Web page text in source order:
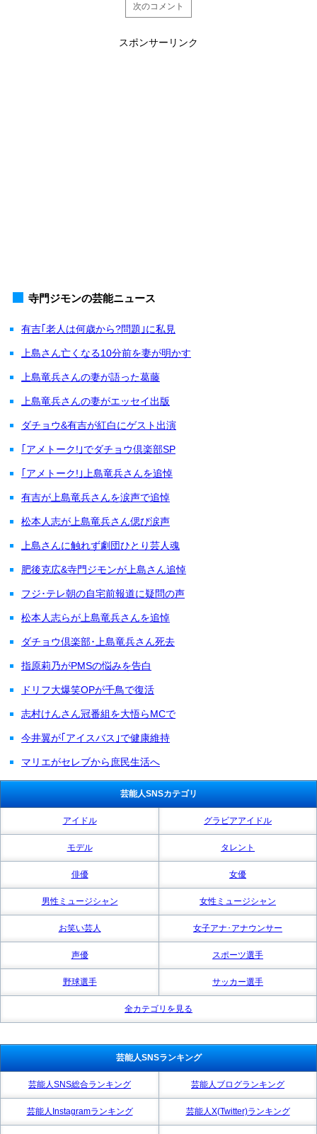
次のコメント
スポンサーリンク
寺門ジモンの芸能ニュース
有吉｢老人は何歳から?問題｣に私見
上島さん亡くなる10分前を妻が明かす
上島竜兵さんの妻が語った葛藤
上島竜兵さんの妻がエッセイ出版
ダチョウ&有吉が紅白にゲスト出演
｢アメトーク!｣でダチョウ倶楽部SP
｢アメトーク!｣上島竜兵さんを追悼
有吉が上島竜兵さんを涙声で追悼
松本人志が上島竜兵さん偲び涙声
上島さんに触れず劇団ひとり芸人魂
肥後克広&寺門ジモンが上島さん追悼
フジ･テレ朝の自宅前報道に疑問の声
松本人志らが上島竜兵さんを追悼
ダチョウ倶楽部･上島竜兵さん死去
指原莉乃がPMSの悩みを告白
ドリフ大爆笑OPが千鳥で復活
志村けんさん冠番組を大悟らMCで
今井翼が｢アイスバス｣で健康維持
マリエがセレブから庶民生活へ
芸能人SNSカテゴリ
アイドル グラビアアイドル
モデル タレント
俳優 女優
男性ミュージシャン 女性ミュージシャン
お笑い芸人 女子アナ･アナウンサー
声優 スポーツ選手
野球選手 サッカー選手
全カテゴリを見る
芸能人SNSランキング
芸能人SNS総合ランキング 芸能人ブログランキング
芸能人Instagramランキング 芸能人X(Twitter)ランキング